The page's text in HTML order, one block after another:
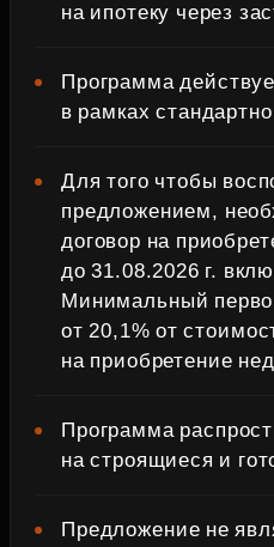
на ипотеку через
Программа
в рамках
Для того чтобы
предложением,
договор на
до 31.08.2026 г.
Минимальный
от 20,1% от
на приобретение
Программа
на строящиеся и
Предложение не